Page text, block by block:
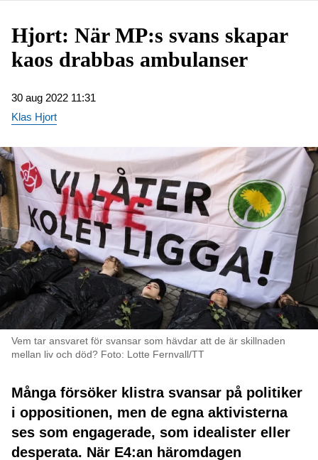
Hjort: När MP:s svans skapar
kaos drabbas ambulanser
30 aug 2022 11:31
Klas Hjort
Vem tar ansvaret för svansar som hävdar att de är skillnaden
mellan liv och död? Foto: Lotte Fernvall/TT
Många försöker klistra svansar på politiker
i oppositionen, men de egna aktivisterna
ses som engagerade, som idealister eller
desperata. När E4:an häromdagen